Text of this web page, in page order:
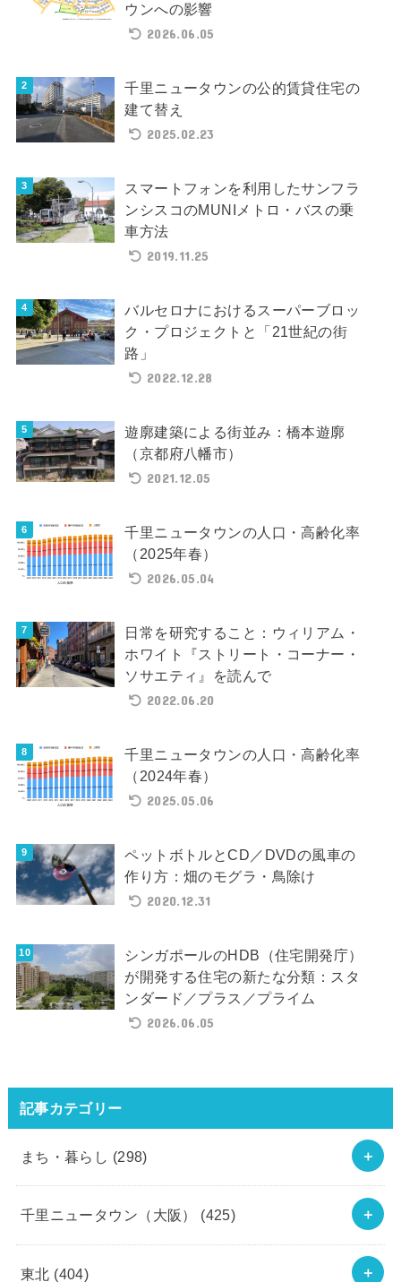
ウンへの影響
2026.06.05
千里ニュータウンの公的賃貸住宅の
建て替え
2025.02.23
スマートフォンを利用したサンフラ
ンシスコのMUNIメトロ・バスの乗
車方法
2019.11.25
バルセロナにおけるスーパーブロッ
ク・プロジェクトと「21世紀の街
路」
2022.12.28
遊廓建築による街並み：橋本遊廓
（京都府八幡市）
2021.12.05
千里ニュータウンの人口・高齢化率
（2025年春）
2026.05.04
日常を研究すること：ウィリアム・
ホワイト『ストリート・コーナー・
ソサエティ』を読んで
2022.06.20
千里ニュータウンの人口・高齢化率
（2024年春）
2025.05.06
ペットボトルとCD／DVDの風車の
作り方：畑のモグラ・鳥除け
2020.12.31
シンガポールのHDB（住宅開発庁）
が開発する住宅の新たな分類：スタ
ンダード／プラス／プライム
2026.06.05
記事カテゴリー
まち・暮らし (298)
千里ニュータウン（大阪） (425)
東北 (404)